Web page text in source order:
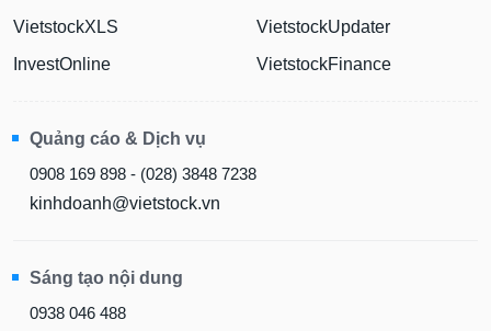
VietstockXLS
InvestOnline
VietstockUpdater
VietstockFinance
Quảng cáo & Dịch vụ
0908 169 898 - (028) 3848 7238
kinhdoanh@vietstock.vn
Sáng tạo nội dung
0938 046 488